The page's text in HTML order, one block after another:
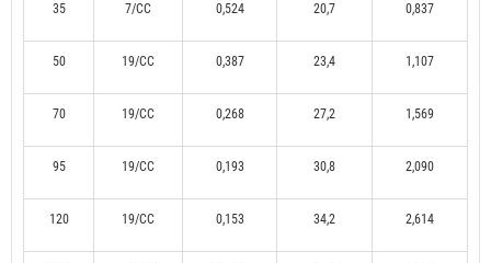
35 7/CC 0,524 20,7 0,837
50 19/CC 0,387 23,4 1,107
70 19/CC 0,268 27,2 1,569
95 19/CC 0,193 30,8 2,090
120 19/CC 0,153 34,2 2,614